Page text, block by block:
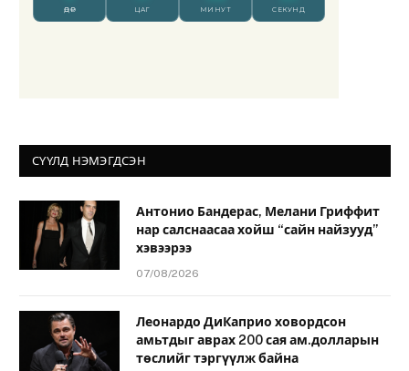
СҮҮЛД НЭМЭГДСЭН
Антонио Бандерас, Мелани Гриффит
нар салснаасаа хойш “сайн найзууд”
хэвээрээ
07/08/2026
Леонардо ДиКаприо ховордсон
амьтдыг аврах 200 сая ам.долларын
төслийг тэргүүлж байна